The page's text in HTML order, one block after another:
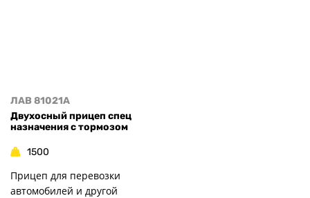
ЛАВ 81021A
Двухосный прицеп спец
назначения с тормозом
1500
Прицеп для перевозки
автомобилей и другой